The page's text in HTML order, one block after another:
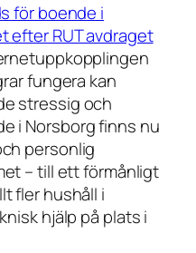
för boende i
efter RUT avdraget
fungera kan
stressig och
i Norsborg finns nu
personlig
– till ett förmånligt
fler hushåll i
hjälp på plats i